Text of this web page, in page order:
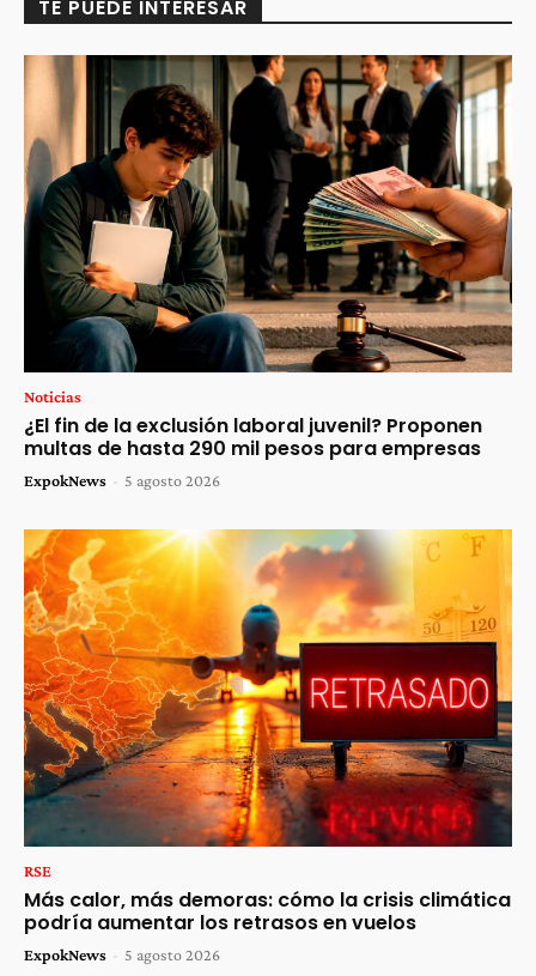
TE PUEDE INTERESAR
Noticias
¿El fin de la exclusión laboral juvenil? Proponen
multas de hasta 290 mil pesos para empresas
ExpokNews - 5 agosto 2026
RSE
Más calor, más demoras: cómo la crisis climática
podría aumentar los retrasos en vuelos
ExpokNews - 5 agosto 2026